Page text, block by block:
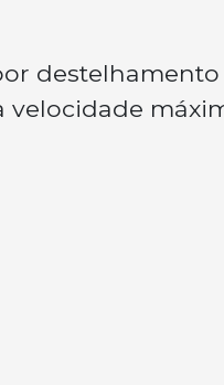
destelhamento
velocidade